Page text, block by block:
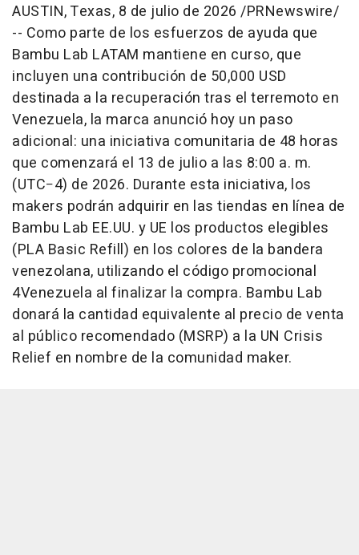
AUSTIN, Texas, 8 de julio de 2026 /PRNewswire/
-- Como parte de los esfuerzos de ayuda que
Bambu Lab LATAM mantiene en curso, que
incluyen una contribución de 50,000 USD
destinada a la recuperación tras el terremoto en
Venezuela, la marca anunció hoy un paso
adicional: una iniciativa comunitaria de 48 horas
que comenzará el 13 de julio a las 8:00 a. m.
(UTC−4) de 2026. Durante esta iniciativa, los
makers podrán adquirir en las tiendas en línea de
Bambu Lab EE.UU. y UE los productos elegibles
(PLA Basic Refill) en los colores de la bandera
venezolana, utilizando el código promocional
4Venezuela al finalizar la compra. Bambu Lab
donará la cantidad equivalente al precio de venta
al público recomendado (MSRP) a la UN Crisis
Relief en nombre de la comunidad maker.